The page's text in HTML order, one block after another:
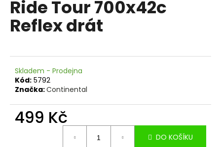
Ride Tour 700x42c
Reflex drát
Skladem - Prodejna
Kód: 5792
Značka:Continental
499 Kč
DO KOŠÍKU
a
j